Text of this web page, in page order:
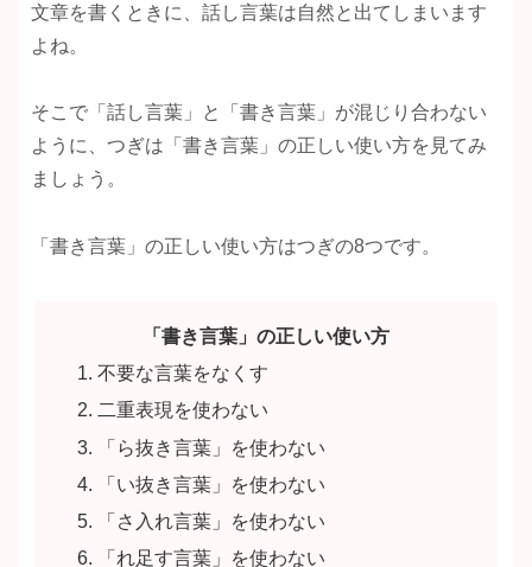
文章を書くときに、話し言葉は自然と出てしまいます
よね。
そこで「話し言葉」と「書き言葉」が混じり合わない
ように、つぎは「書き言葉」の正しい使い方を見てみ
ましょう。
「書き言葉」の正しい使い方はつぎの8つです。
「書き言葉」の正しい使い方
不要な言葉をなくす
二重表現を使わない
「ら抜き言葉」を使わない
「い抜き言葉」を使わない
「さ入れ言葉」を使わない
「れ足す言葉」を使わない